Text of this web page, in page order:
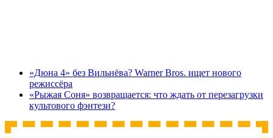
«Дюна 4» без Вильнёва? Warner Bros. ищет нового
режиссёра
«Рыжая Соня» возвращается: что ждать от перезагрузки
культового фэнтези?